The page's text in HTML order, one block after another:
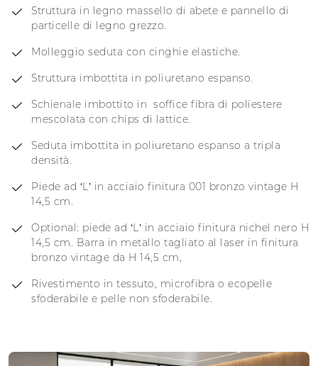
Struttura in legno massello di abete e pannello di
particelle di legno grezzo.
Molleggio seduta con cinghie elastiche.
Struttura imbottita in poliuretano espanso.
Schienale imbottito in soffice fibra di poliestere
mescolata con chips di lattice.
Seduta imbottita in poliuretano espanso a tripla
densità.
Piede ad ‘L’ in acciaio finitura 001 bronzo vintage H
14,5 cm.
Optional: piede ad ‘L’ in acciaio finitura nichel nero H
14,5 cm. Barra in metallo tagliato al laser in finitura
bronzo vintage da H 14,5 cm,
Rivestimento in tessuto, microfibra o ecopelle
sfoderabile e pelle non sfoderabile.